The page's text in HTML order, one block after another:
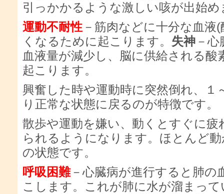
引っかかるような激しい咳が出始め
運動不耐性 －筋肉などに十分な血液
くなるために起こります。 失神 －
血液量が減少し、脳に供給される
起こります。
興奮した時や運動時に突然倒れ、１
り正常な状態に戻るのが特徴です。
散歩や運動を嫌い、動くとすぐに
られるようになります。ほとんど
の状態です。
呼吸困難－心臓病が進行すると肺の
こします。これが肺に水が溜まっ